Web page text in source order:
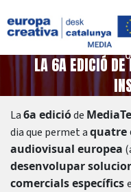
LA 6A EDICIÓ
La6a edicióde
dia que permet aquatre
audiovisual europea
desenvolupar
comercials específics